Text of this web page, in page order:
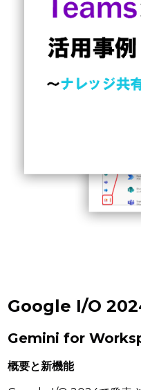
Google I/O
Gemini for
概要と新機能